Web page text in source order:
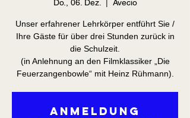
Do., 06. Dez. Avecio
Unser erfahrener Lehrkörper entführt Sie /
Ihre Gäste für über drei Stunden zurück in
die Schulzeit.
(in Anlehnung an den Filmklassiker „Die
Feuerzangenbowle“ mit Heinz Rühmann).
Anmeldung